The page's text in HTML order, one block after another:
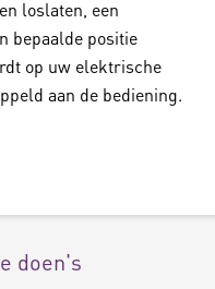
loslaten, een
bepaalde positie
op uw elektrische
aan de bediening.
doen's